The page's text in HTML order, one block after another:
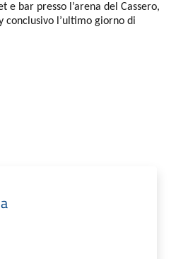
e bar presso l’arena del Cassero,
conclusivo l’ultimo giorno di